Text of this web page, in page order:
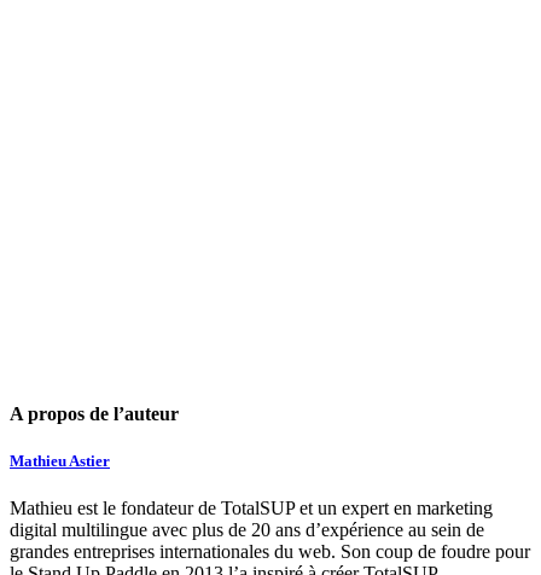
A propos de l’auteur
Mathieu Astier
Mathieu est le fondateur de TotalSUP et un expert en marketing
digital multilingue avec plus de 20 ans d’expérience au sein de
grandes entreprises internationales du web. Son coup de foudre pour